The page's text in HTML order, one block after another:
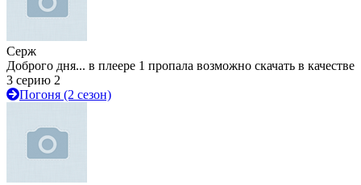
Серж
Доброго дня... в плеере 1 пропала возможно скачать в качестве
3 серию 2
Погоня (2 сезон)